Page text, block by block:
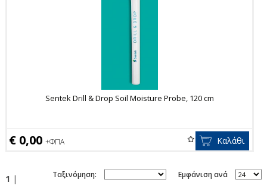
Sentek Drill & Drop Soil Moisture Probe, 120 cm
€ 0,00 +ΦΠΑ Καλάθι
1 | Εμφάνιση ανά
Ταξινόμηση: